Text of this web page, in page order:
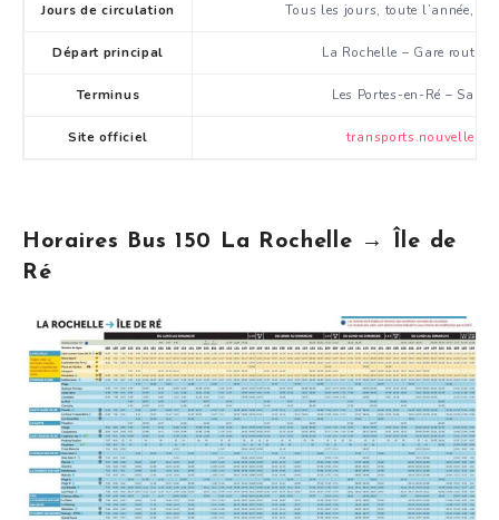
Jours de circulation Tous les jours, toute l’année, y
Départ principal La Rochelle – Gare
Terminus Les Portes-en-Ré – Salle
Site officiel transports.nouvelle-
Horaires Bus 150 La Rochelle → Île de
Ré